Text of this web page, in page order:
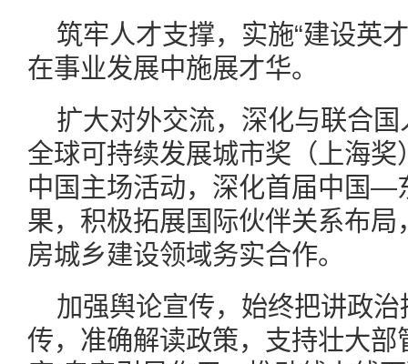
筑牢人才支撑，实施“建设英
在事业发展中施展才华。
扩大对外交流，深化与联合
全球可持续发展城市奖（上海
中国主场活动，深化首届中国—
果，积极拓展国际伙伴关系布
房城乡建设领域务实合作。
加强舆论宣传，始终把讲政
传，准确解读政策，支持壮大部